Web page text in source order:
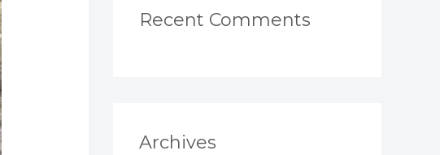
Recent Comments
Archives